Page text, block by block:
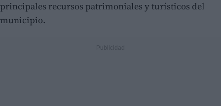
principales recursos patrimoniales y turísticos del
municipio.